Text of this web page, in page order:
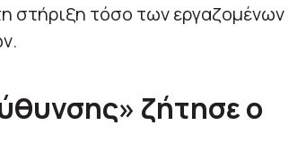
στήριξη τόσο των εργαζομένων
ζήτησε ο